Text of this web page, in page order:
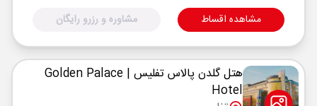
مشاهده اقساط مشاوره و رزرو رایگان
هتل گلدن پالاس تفلیس | Golden Palace
Hotel